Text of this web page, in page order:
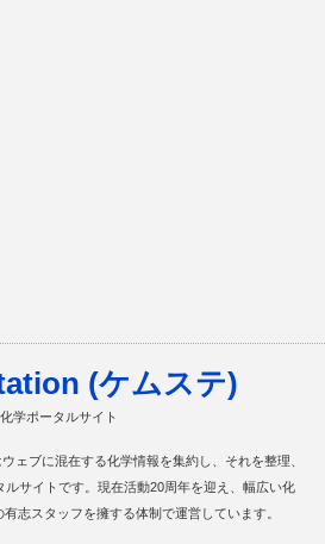
(ケムステ)
化学ポータルサイト
ェブに混在する化学情報を集約し、それを整理、
サイトです。現在活動20周年を迎え、幅広い化
志スタッフを擁する体制で運営しています。